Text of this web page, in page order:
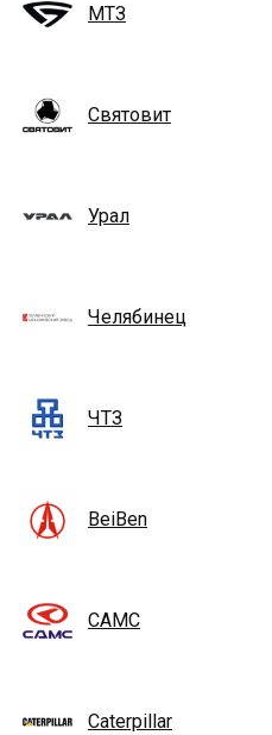
МТЗ
Святовит
Урал
Челябинец
ЧТЗ
BeiBen
CAMC
Caterpillar